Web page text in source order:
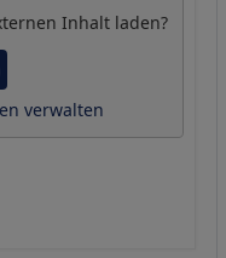
Inhalt laden?
verwalten